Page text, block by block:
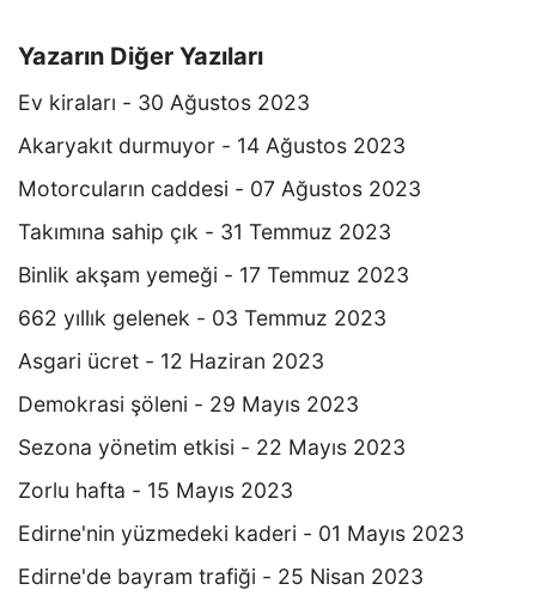
Yazarın Diğer Yazıları
Ev kiraları - 30 Ağustos 2023
Akaryakıt durmuyor - 14 Ağustos 2023
Motorcuların caddesi - 07 Ağustos 2023
Takımına sahip çık - 31 Temmuz 2023
Binlik akşam yemeği - 17 Temmuz 2023
662 yıllık gelenek - 03 Temmuz 2023
Asgari ücret - 12 Haziran 2023
Demokrasi şöleni - 29 Mayıs 2023
Sezona yönetim etkisi - 22 Mayıs 2023
Zorlu hafta - 15 Mayıs 2023
Edirne'nin yüzmedeki kaderi - 01 Mayıs 2023
Edirne'de bayram trafiği - 25 Nisan 2023